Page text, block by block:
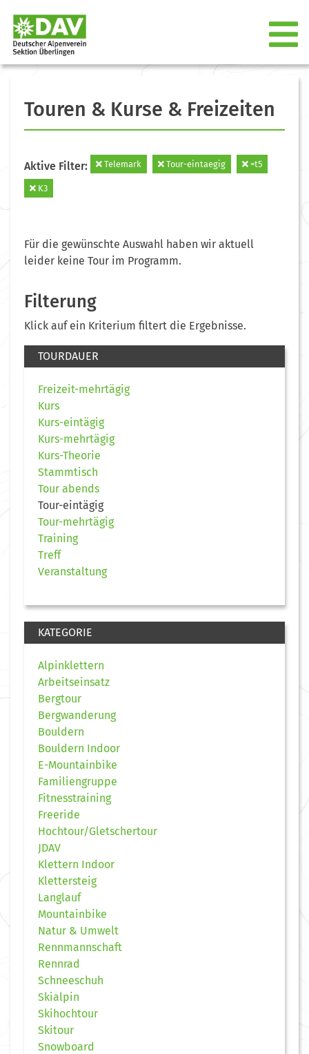
Touren & Kurse & Freizeiten
Aktive Filter: Telemark Tour-eintaegig =t5
K3
Für die gewünschte Auswahl haben wir aktuell
leider keine Tour im Programm.
Filterung
Klick auf ein Kriterium filtert die Ergebnisse.
TOURDAUER
Freizeit-mehrtägig
Kurs
Kurs-eintägig
Kurs-mehrtägig
Kurs-Theorie
Stammtisch
Tour abends
Tour-eintägig
Tour-mehrtägig
Training
Treff
Veranstaltung
KATEGORIE
Alpinklettern
Arbeitseinsatz
Bergtour
Bergwanderung
Bouldern
Bouldern Indoor
E-Mountainbike
Familiengruppe
Fitnesstraining
Freeride
Hochtour/Gletschertour
JDAV
Klettern Indoor
Klettersteig
Langlauf
Mountainbike
Natur & Umwelt
Rennmannschaft
Rennrad
Schneeschuh
Skialpin
Skihochtour
Skitour
Snowboard